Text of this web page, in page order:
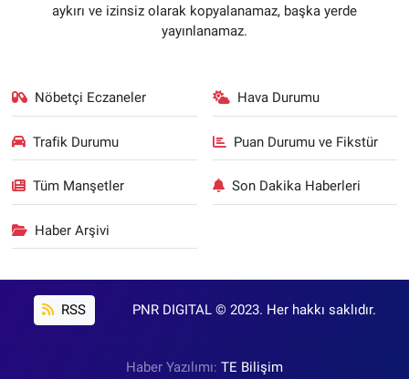
aykırı ve izinsiz olarak kopyalanamaz, başka yerde
yayınlanamaz.
Nöbetçi Eczaneler Hava Durumu
Trafik Durumu Puan Durumu ve Fikstür
Tüm Manşetler Son Dakika Haberleri
Haber Arşivi
RSS PNR DIGITAL © 2023. Her hakkı saklıdır.
Haber Yazılımı: TE Bilişim